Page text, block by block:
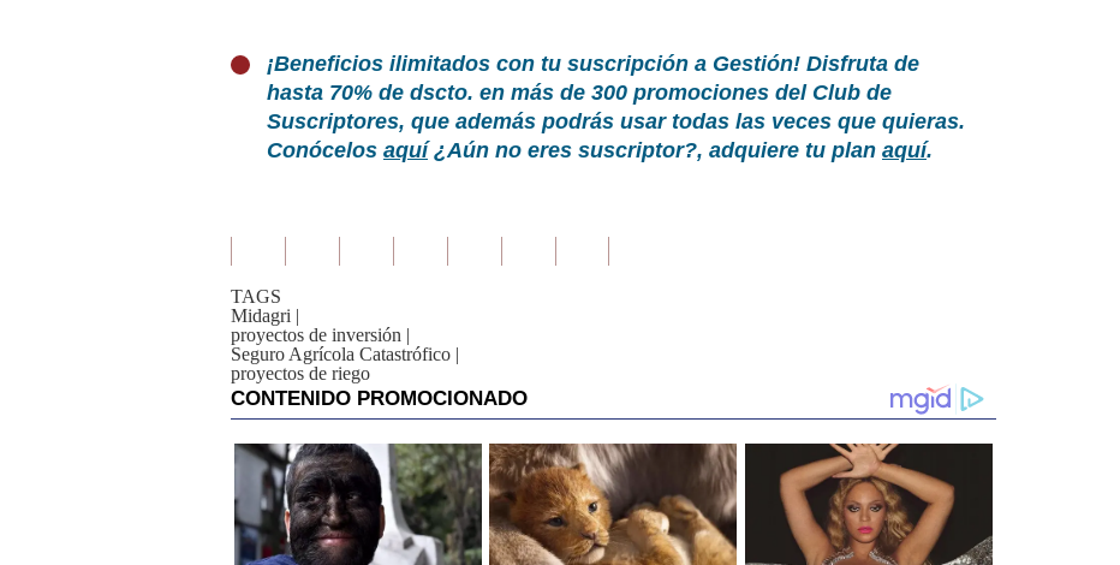
¡Beneficios ilimitados con tu suscripción a Gestión! Disfruta de
hasta 70% de dscto. en más de 300 promociones del Club de
Suscriptores, que además podrás usar todas las veces que quieras.
Conócelos aquí¿Aún no eres suscriptor?, adquiere tu plan aquí.
TAGS
Midagri |
proyectos de inversión |
Seguro Agrícola Catastrófico |
proyectos de riego